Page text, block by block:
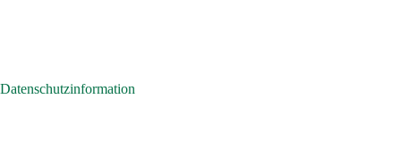
Datenschutzinformation